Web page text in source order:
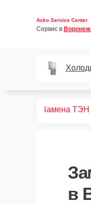
Asko Service Center
Сервис в
Замена ТЭН
в